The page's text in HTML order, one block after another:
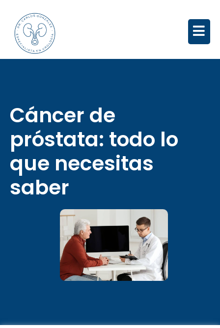
Cáncer de
próstata: todo lo
que necesitas
saber